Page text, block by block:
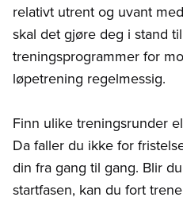
relativt utrent og uvant
skal det gjøre deg i stand
treningsprogrammer for
løpetrening regelmessig.
Finn ulike treningsrunder
Da faller du ikke for
din fra gang til gang. Blir
startfasen, kan du fort